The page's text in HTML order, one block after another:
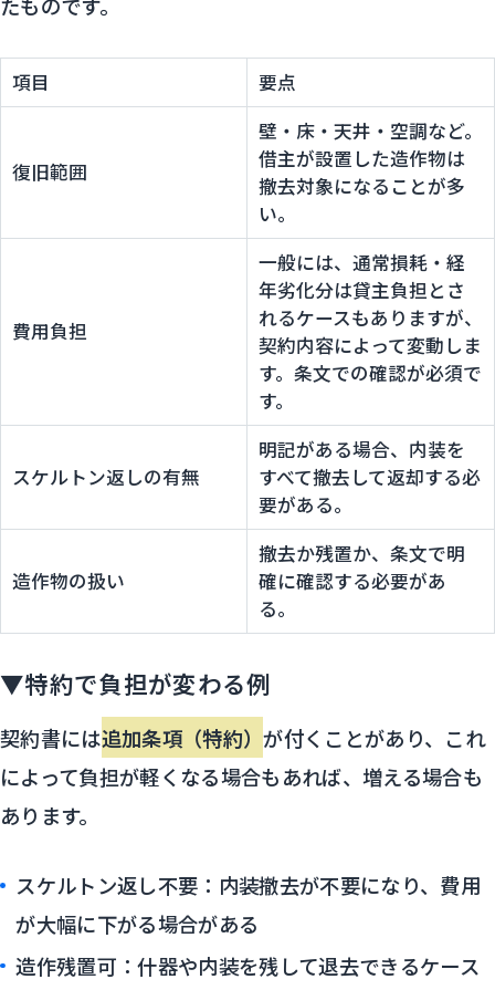
たものです。
項目 要点
復旧範囲
壁・床・天井・空調など。
借主が設置した造作物は
撤去対象になることが多
い。
費用負担
一般には、通常損耗・経
年劣化分は貸主負担とさ
れるケースもありますが、
契約内容によって変動しま
す。条文での確認が必須で
す。
スケルトン返しの有無
明記がある場合、内装を
すべて撤去して返却する必
要がある。
造作物の扱い
撤去か残置か、条文で明
確に確認する必要があ
る。
▼特約で負担が変わる例
契約書には追加条項（特約）が付くことがあり、これ
によって負担が軽くなる場合もあれば、増える場合も
あります。
スケルトン返し不要：内装撤去が不要になり、費用
が大幅に下がる場合がある
造作残置可：什器や内装を残して退去できるケース